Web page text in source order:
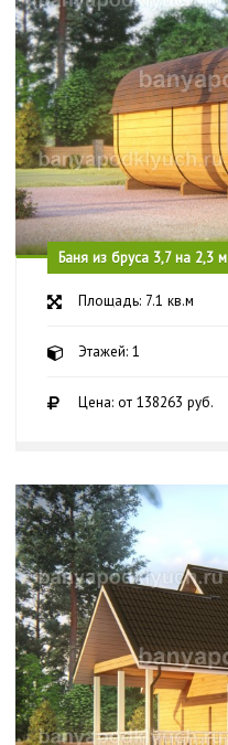
Площадь: 7.1 кв.м
Этажей: 1
Цена: от 138263 руб.
Баня из бруса 3,7 на 2,3 м